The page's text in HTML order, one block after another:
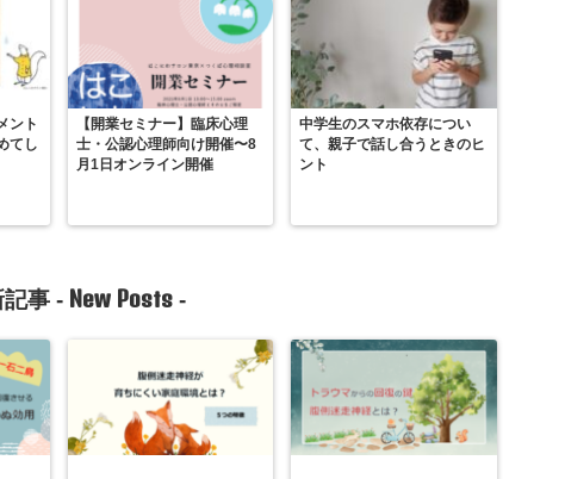
ント
てし
【開業セミナー】臨床心理
士・公認心理師向け開催〜8
月1日オンライン開催
中学生のスマホ依存につい
て、親子で話し合うときのヒ
ント
事 - New Posts -